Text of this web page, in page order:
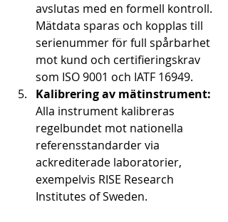
avslutas med en formell kontroll.
Mätdata sparas och kopplas till
serienummer för full spårbarhet
mot kund och certifieringskrav
som ISO 9001 och IATF 16949.
Kalibrering av mätinstrument:
Alla instrument kalibreras
regelbundet mot nationella
referensstandarder via
ackrediterade laboratorier,
exempelvis RISE Research
Institutes of Sweden.